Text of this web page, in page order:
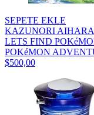
SEPETE EKLE
KAZUNORI AIHARA
LETS FIND
POKéMON
$500,00